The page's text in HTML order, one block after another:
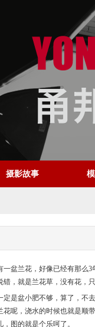
摄影故事
一盆兰花，好像已经有那么
错，就是兰花草，没有花，
定是盆小肥不够，算了，不
花呢，浇水的时候也就是顺
，图的就是个乐呵了。